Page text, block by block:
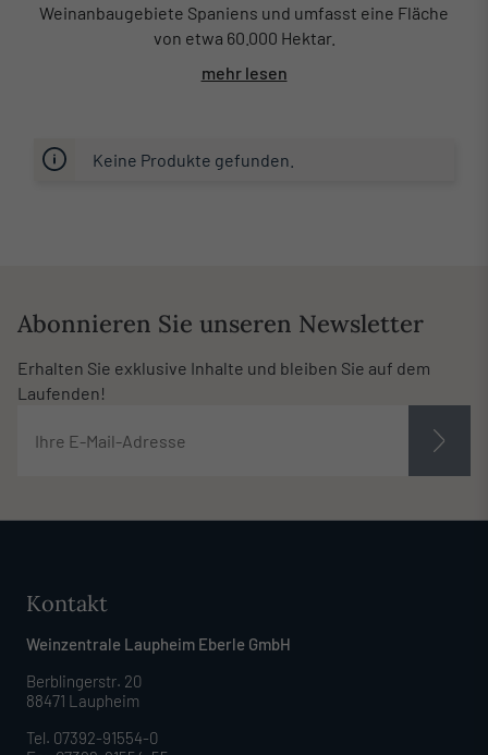
Weinanbaugebiete Spaniens und umfasst eine Fläche
von etwa 60.000 Hektar.
mehr lesen
Keine Produkte gefunden.
Abonnieren Sie unseren Newsletter
Erhalten Sie exklusive Inhalte und bleiben Sie auf dem
Laufenden!
Kontakt
Weinzentrale Laupheim Eberle GmbH
Berblingerstr. 20
88471 Laupheim
Tel. 07392-91554-0